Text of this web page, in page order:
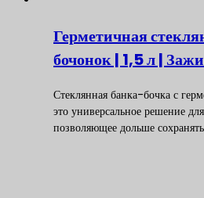
Герметичная
бочонок | 1,5 л |
Стеклянная банка-бочка с
это универсальное решение
позволяющее дольше